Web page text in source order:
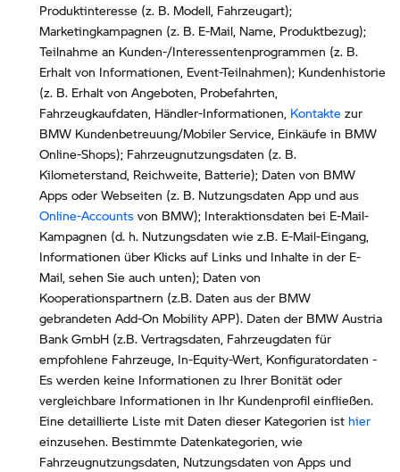
Produktinteresse (z. B. Modell, Fahrzeugart);
Marketingkampagnen (z. B. E-Mail, Name, Produktbezug);
Teilnahme an Kunden-/Interessentenprogrammen (z. B.
Erhalt von Informationen, Event-Teilnahmen); Kundenhistorie
(z. B. Erhalt von Angeboten, Probefahrten,
Fahrzeugkaufdaten, Händler-Informationen, Kontakte zur
BMW Kundenbetreuung/Mobiler Service, Einkäufe in BMW
Online-Shops); Fahrzeugnutzungsdaten (z. B.
Kilometerstand, Reichweite, Batterie); Daten von BMW
Apps oder Webseiten (z. B. Nutzungsdaten App und aus
Online-Accounts von BMW); Interaktionsdaten bei E-Mail-
Kampagnen (d. h. Nutzungsdaten wie z.B. E-Mail-Eingang,
Informationen über Klicks auf Links und Inhalte in der E-
Mail, sehen Sie auch unten); Daten von
Kooperationspartnern (z.B. Daten aus der BMW
gebrandeten Add-On Mobility APP). Daten der BMW Austria
Bank GmbH (z.B. Vertragsdaten, Fahrzeugdaten für
empfohlene Fahrzeuge, In-Equity-Wert, Konfiguratordaten -
Es werden keine Informationen zu Ihrer Bonität oder
vergleichbare Informationen in Ihr Kundenprofil einfließen.
Eine detaillierte Liste mit Daten dieser Kategorien ist hier
einzusehen. Bestimmte Datenkategorien, wie
Fahrzeugnutzungsdaten, Nutzungsdaten von Apps und